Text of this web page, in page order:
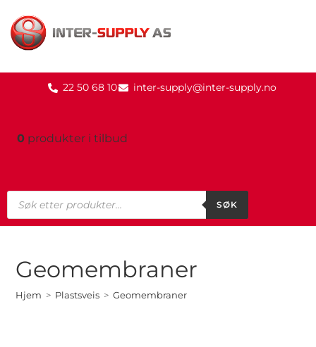
22 50 68 10 inter-supply@inter-supply.no
0 produkter i tilbud
SØK
Geomembraner
Hjem > Plastsveis > Geomembraner